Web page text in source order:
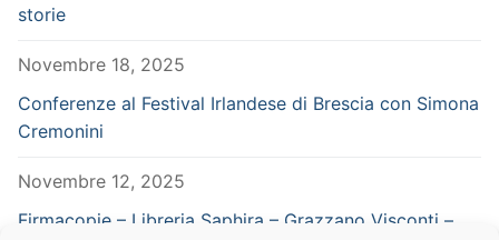
storie
Novembre 18, 2025
Conferenze al Festival Irlandese di Brescia con Simona
Cremonini
Novembre 12, 2025
Firmacopie – Libreria Saphira – Grazzano Visconti –